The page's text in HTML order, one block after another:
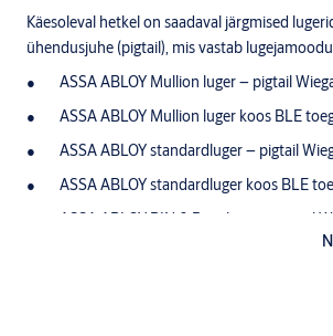
Käesoleval hetkel on saadaval järgmised
ühendusjuhe (pigtail), mis vastab
ASSA ABLOY Mullion luger – pigtail
ASSA ABLOY Mullion luger koos BLE
ASSA ABLOY standardluger – pigtail
ASSA ABLOY standardluger koos BLE
ASSA ABLOY PIN & Prox luger – pigtail
ASSA ABLOY PIN & Prox luger koos